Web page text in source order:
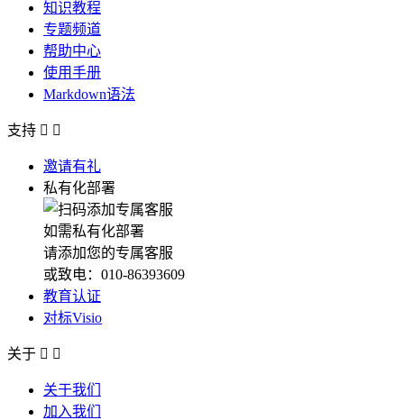
知识教程
专题频道
帮助中心
使用手册
Markdown语法
支持  
邀请有礼
私有化部署
如需私有化部署
请添加您的专属客服
或致电：010-86393609
教育认证
对标Visio
关于  
关于我们
加入我们